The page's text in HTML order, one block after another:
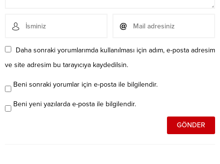
Daha sonraki yorumlarımda kullanılması için adım, e-posta adresim
ve site adresim bu tarayıcıya kaydedilsin.
Beni sonraki yorumlar için e-posta ile bilgilendir.
Beni yeni yazılarda e-posta ile bilgilendir.